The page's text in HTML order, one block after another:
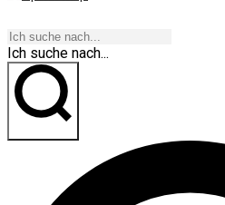
Ich suche nach...